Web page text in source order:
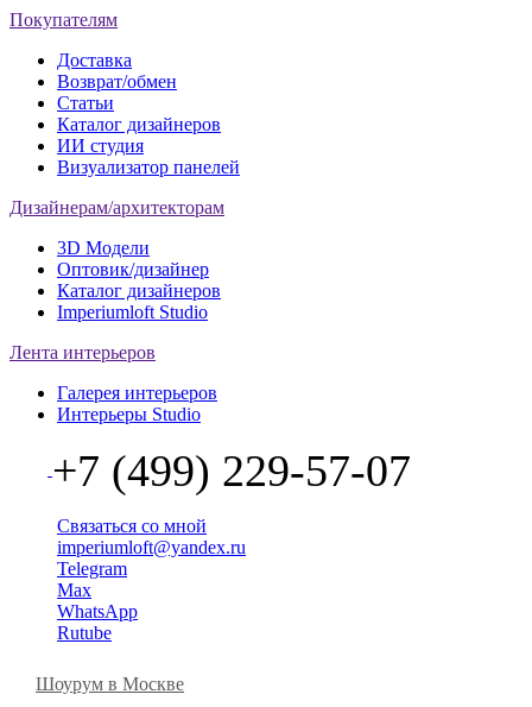
Покупателям
Доставка
Возврат/обмен
Статьи
Каталог дизайнеров
ИИ студия
Визуализатор панелей
Дизайнерам/архитекторам
3D Модели
Оптовик/дизайнер
Каталог дизайнеров
Imperiumloft Studio
Лента интерьеров
Галерея интерьеров
Интерьеры Studio
+7 (499) 229-57-07
Связаться со мной
imperiumloft@yandex.ru
Telegram
Max
WhatsApp
Rutube
Шоурум в Москве